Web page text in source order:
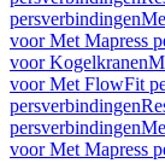
persverbindingen
voor Met Mapress
voor Kogelkranen
voor Met FlowFit
persverbindingen
persverbindingen
voor Met Mapress